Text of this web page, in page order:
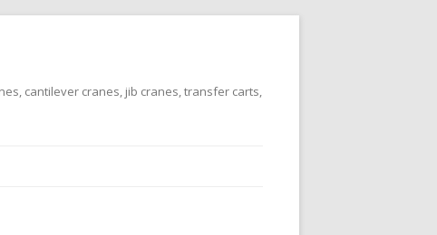
cantilever cranes, jib cranes, transfer carts,